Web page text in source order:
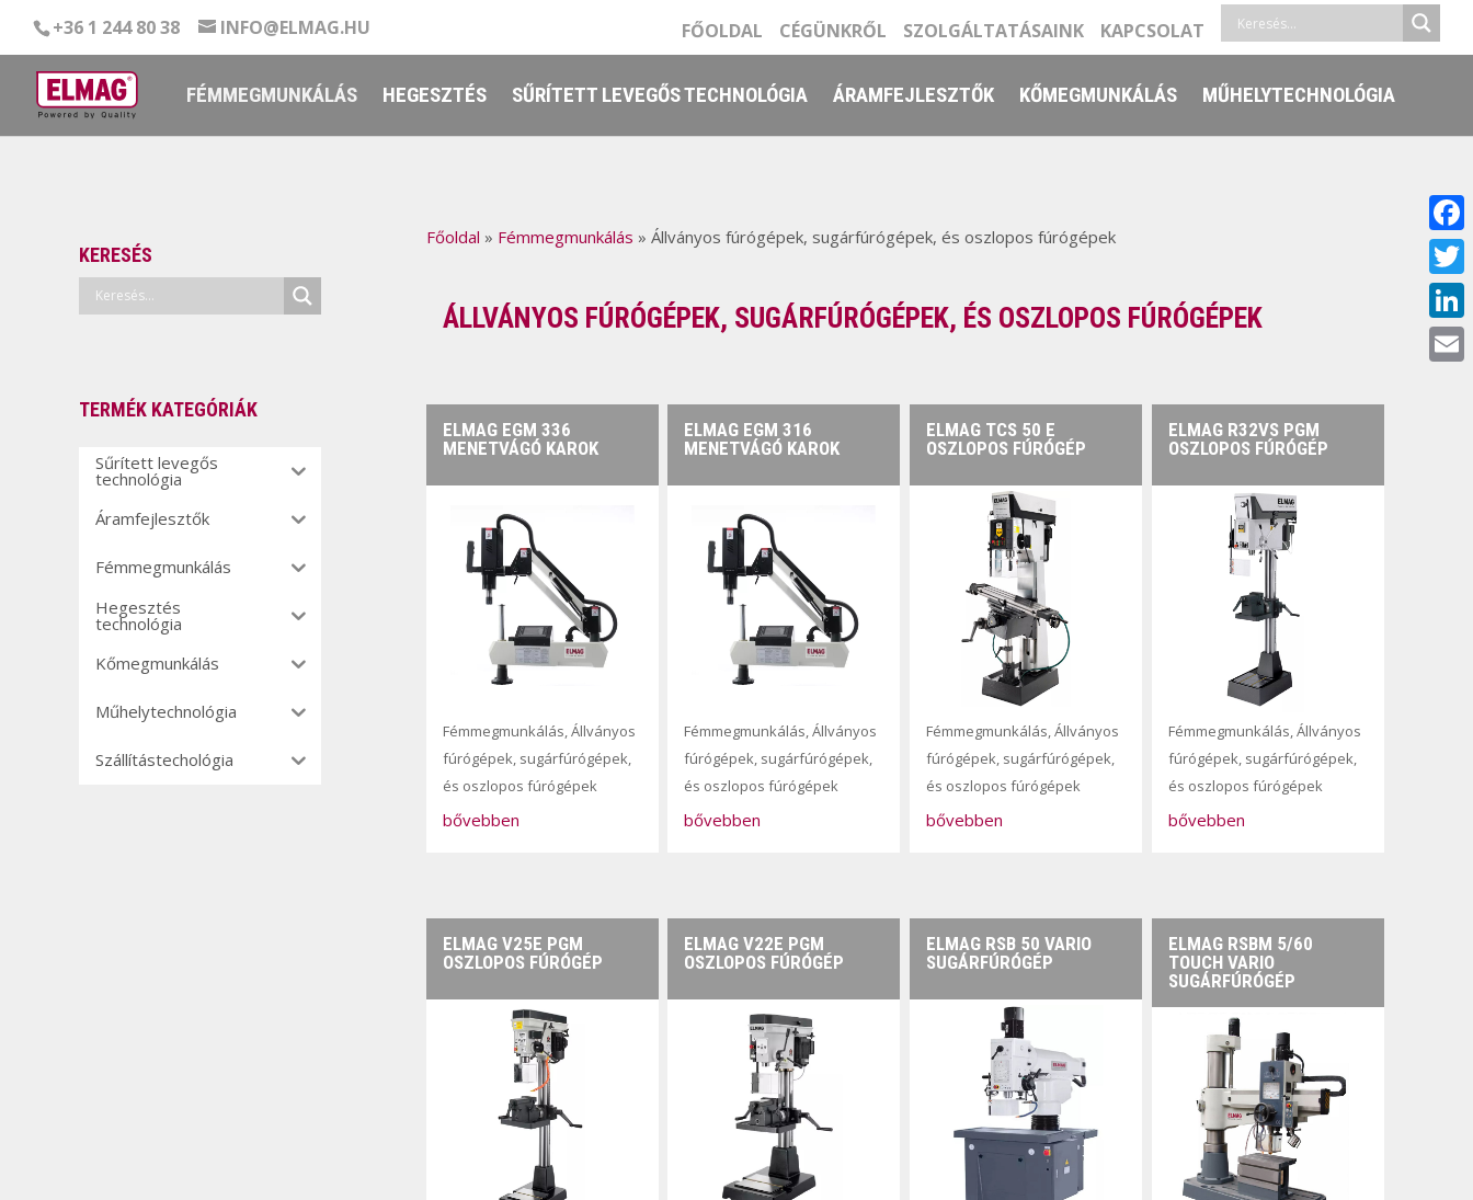
+36 1 244 80 38 INFO@ELMAG.HU FŐOLDAL CÉGÜNKRŐL SZOLGÁLTATÁSAINK KAPCSOLAT
FÉMMEGMUNKÁLÁS HEGESZTÉS SŰRÍTETT LEVEGŐS TECHNOLÓGIA ÁRAMFEJLESZTŐK KŐMEGMUNKÁLÁS MŰHELYTECHNOLÓGIA
KERESÉS
TERMÉK KATEGÓRIÁK
Sűrített levegős
technológia
Áramfejlesztők
Fémmegmunkálás
Hegesztés
technológia
Kőmegmunkálás
Műhelytechnológia
Szállítástechológia
Főoldal » Fémmegmunkálás » Állványos fúrógépek, sugárfúrógépek, és oszlopos fúrógépek
ÁLLVÁNYOS FÚRÓGÉPEK, SUGÁRFÚRÓGÉPEK, ÉS OSZLOPOS FÚRÓGÉPEK
ELMAG EGM 336
MENETVÁGÓ KAROK
Fémmegmunkálás,Állványos
fúrógépek, sugárfúrógépek,
és oszlopos fúrógépek
bővebben
ELMAG V25E PGM
OSZLOPOS FÚRÓGÉP
ELMAG EGM 316
MENETVÁGÓ KAROK
Fémmegmunkálás,Állványos
fúrógépek, sugárfúrógépek,
és oszlopos fúrógépek
bővebben
ELMAG V22E PGM
OSZLOPOS FÚRÓGÉP
ELMAG TCS 50 E
OSZLOPOS FÚRÓGÉP
Fémmegmunkálás,Állványos
fúrógépek, sugárfúrógépek,
és oszlopos fúrógépek
bővebben
ELMAG RSB 50 VARIO
SUGÁRFÚRÓGÉP
ELMAG R32VS PGM
OSZLOPOS FÚRÓGÉP
Fémmegmunkálás,Állványos
fúrógépek, sugárfúrógépek,
és oszlopos fúrógépek
bővebben
ELMAG RSBM 5/60
TOUCH VARIO
SUGÁRFÚRÓGÉP